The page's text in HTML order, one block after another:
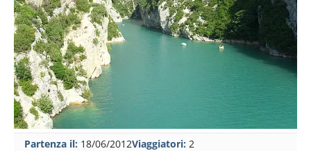
Partenza il: 18/06/2012Viaggiatori: 2